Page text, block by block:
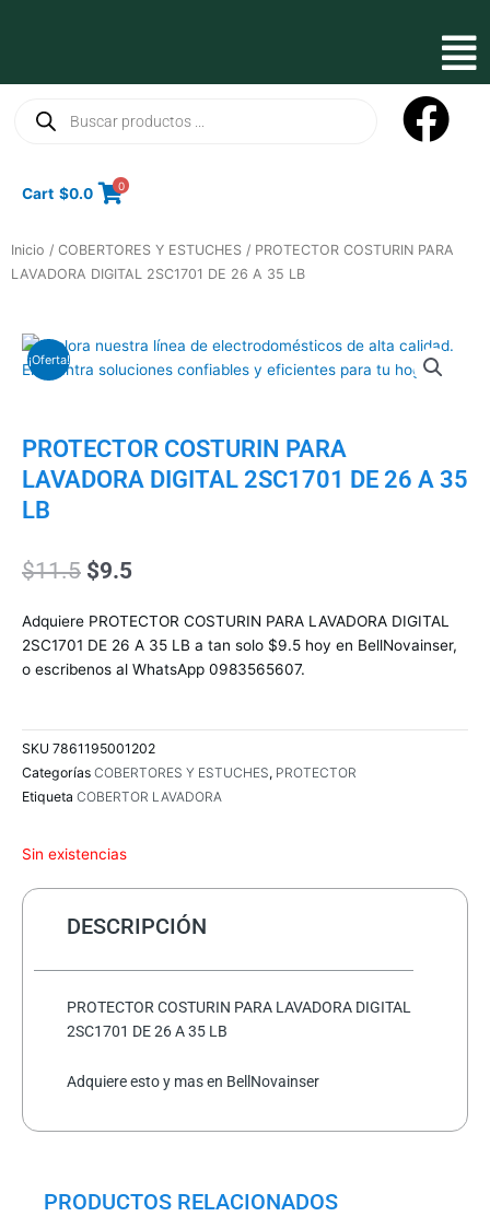
productos
Cart $0.0 0
Inicio / COBERTORES Y ESTUCHES / PROTECTOR COSTURIN PARA
LAVADORA DIGITAL 2SC1701 DE 26 A 35 LB
¡Oferta!
PROTECTOR COSTURIN PARA
LAVADORA DIGITAL 2SC1701 DE 26 A 35
LB
$11.5 El
original
era:
$11.5.
$9.5El
actual
es:
$9.5.
Adquiere PROTECTOR COSTURIN PARA LAVADORA DIGITAL
2SC1701 DE 26 A 35 LB a tan solo $9.5 hoy en BellNovainser,
o escribenos al WhatsApp 0983565607.
SKU 7861195001202
Categorías COBERTORES Y ESTUCHES, PROTECTOR
Etiqueta COBERTOR LAVADORA
Sin existencias
DESCRIPCIÓN
PROTECTOR COSTURIN PARA LAVADORA DIGITAL
2SC1701 DE 26 A 35 LB
Adquiere esto y mas en BellNovainser
PRODUCTOS RELACIONADOS